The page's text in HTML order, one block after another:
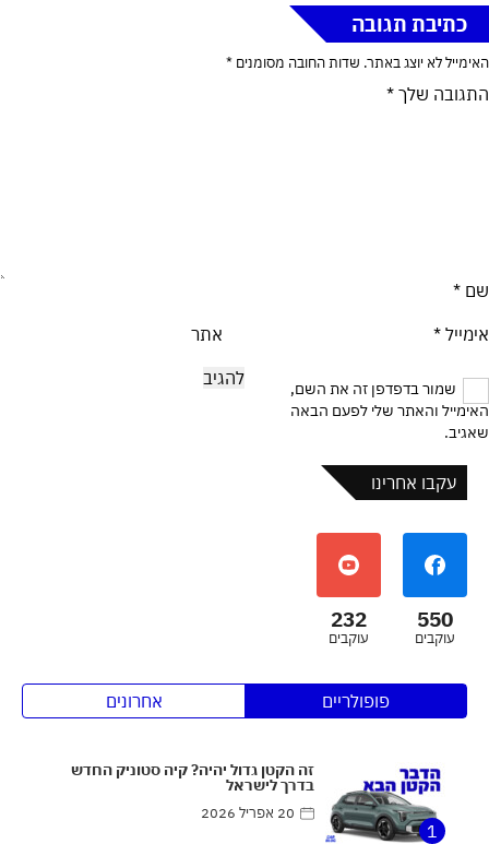
כתיבת תגובה
האימייל לא יוצג באתר. שדות החובה מסומנים *
התגובה שלך *
שם *
אימייל * אתר
שמור בדפדפן זה את השם,
האימייל והאתר שלי לפעם הבאה
שאגיב.
עקבו אחרינו
550
עוקבים
232
עוקבים
פופולריים אחרונים
1
זה הקטן גדול יהיה? קיה סטוניק החדש
בדרך לישראל
20 אפריל 2026